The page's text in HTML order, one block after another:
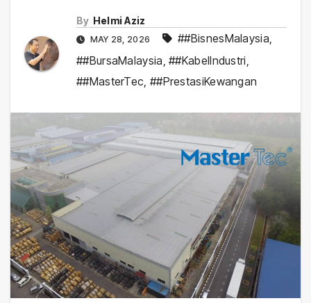
By Helmi Aziz
MAY 28, 2026 ##BisnesMalaysia,
##BursaMalaysia,##KabelIndustri,
##MasterTec, ##PrestasiKewangan